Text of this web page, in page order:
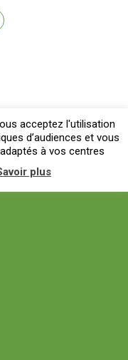
acceptez l'utilisation
d’audiences et vous
à vos centres
plus